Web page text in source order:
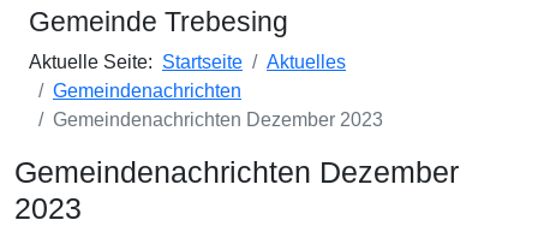
Gemeinde Trebesing
Aktuelle Seite: Startseite
Aktuelles
Gemeindenachrichten
Gemeindenachrichten Dezember 2023
Gemeindenachrichten Dezember
2023